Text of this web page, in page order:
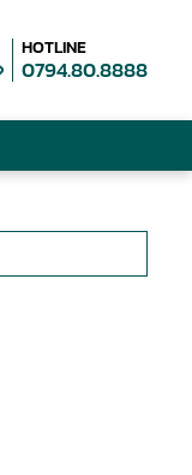
HOTLINE
0794.80.8888